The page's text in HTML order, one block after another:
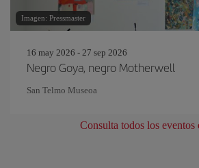
Imagen: Pressmaster
16 may 2026 - 27 sep 2026
Negro Goya, negro Motherwell
San Telmo Museoa
Consulta todos los eventos